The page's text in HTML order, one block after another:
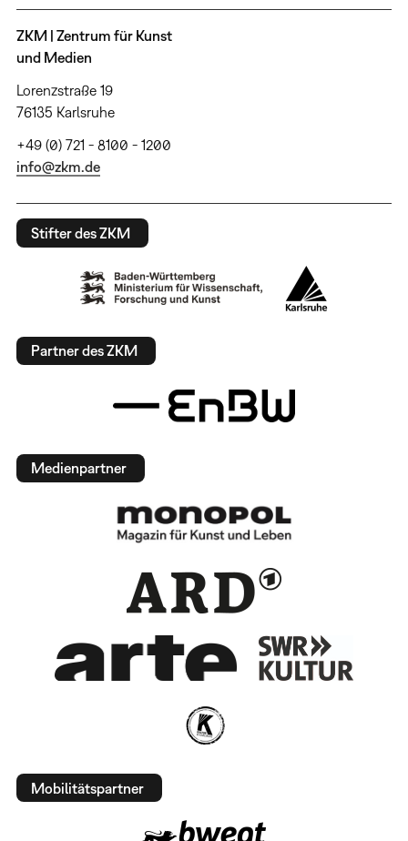
ZKM | Zentrum für Kunst
und Medien
Lorenzstraße 19
76135 Karlsruhe
+49 (0) 721 - 8100 - 1200
info@zkm.de
Stifter des ZKM
Partner des ZKM
Medienpartner
Mobilitätspartner